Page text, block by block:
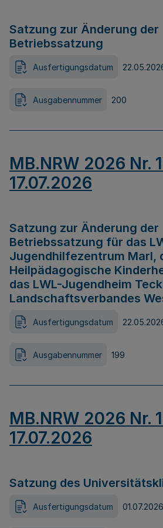
Satzung zur Änderung der
Betriebssatzung
Ausfertigungsdatum
Ausgabennummer 200
MB.NRW 2026 Nr.
17.07.2026
Satzung zur Änderung der
Betriebssatzung für das
Jugendhilfezentrum Marl,
Heilpädagogische
das LWL-Jugendheim
Landschaftsverbandes
Ausfertigungsdatum
Ausgabennummer 199
MB.NRW 2026 Nr.
17.07.2026
Satzung des
Ausfertigungsdatum 01.07.2026